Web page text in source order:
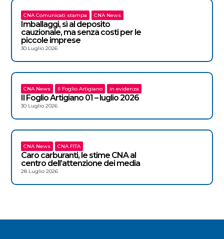
CNA Comunicati stampa CNA News
Imballaggi, sì al deposito
cauzionale, ma senza costi per le
piccole imprese
30 Luglio 2026
CNA News Il Foglio Artigiano in evidenza
Il Foglio Artigiano 01 – luglio 2026
30 Luglio 2026
CNA News CNA FITA
Caro carburanti, le stime CNA al
centro dell’attenzione dei media
28 Luglio 2026